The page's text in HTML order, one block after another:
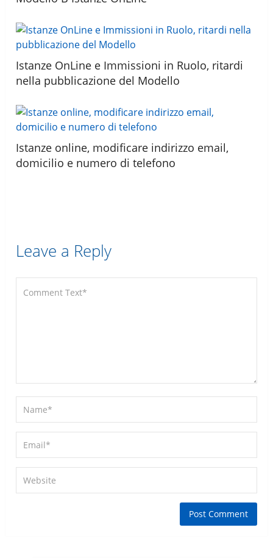
Istanze OnLine e Immissioni in Ruolo, ritardi
nella pubblicazione del Modello
Istanze online, modificare indirizzo email,
domicilio e numero di telefono
Leave a Reply